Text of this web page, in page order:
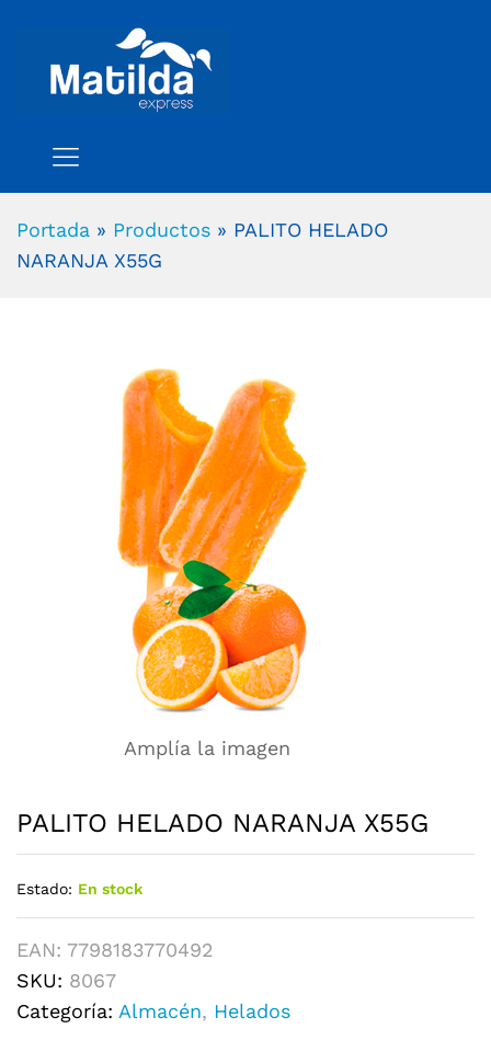
Portada » Productos » PALITO HELADO
NARANJA X55G
Amplía la imagen
PALITO HELADO NARANJA X55G
Estado: En stock
EAN: 7798183770492
SKU: 8067
Categoría: Almacén, Helados